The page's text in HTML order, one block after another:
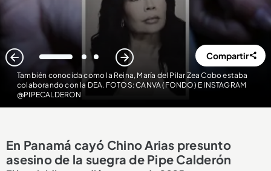
También conocida como la Reina, María del Pilar Zea Cobo estaba
colaborando con la DEA. FOTOS: CANVA (FONDO) E INSTAGRAM
@PIPECALDERON
1 2 3 Compartir
En Panamá cayó Chino Arias presunto
asesino de la suegra de Pipe Calderón